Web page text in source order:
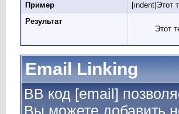
Пример
[indent]Этот
Результат
Этот
Email Linking
BB код [email]
Вы можете добавить